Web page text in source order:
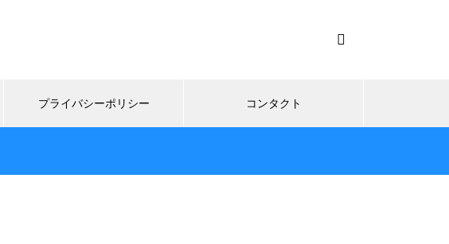
プライバシーポリシー コンタクト